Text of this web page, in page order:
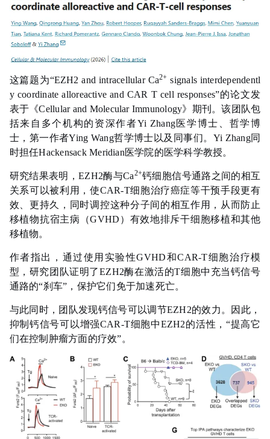
这篇题为“EZH2 and intracellular Ca2+ signals interdependentl
y coordinate alloreactive and CAR T cell responses”的论文发
表于《Cellular and Molecular Immunology》期刊。该团队包
括来自多个机构的资深作者Yi Zhang医学博士、哲学博
士，第一作者Ying Wang哲学博士以及同事们。Yi Zhang同
时担任Hackensack Meridian医学院的医学科学教授。
研究结果表明，EZH2酶与Ca2+钙细胞信号通路之间的相互
关系可以被利用，使CAR-T细胞治疗癌症等干预手段更有
效、更持久，同时调控这种分子间的相互作用，从而防止
移植物抗宿主病（GVHD）有效地排斥干细胞移植和其他
移植物。
作者指出，通过使用实验性GVHD和CAR-T细胞治疗模
型，研究团队证明了EZH2酶在激活的T细胞中充当钙信号
通路的“刹车”，保护它们免于加速死亡。
与此同时，团队发现钙信号可以调节EZH2的效力。因此，
抑制钙信号可以增强CAR-T细胞中EZH2的活性，“提高它
们在控制肿瘤方面的疗效”。